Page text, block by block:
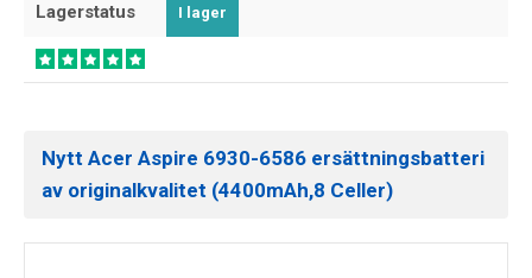
Lagerstatus I lager
Nytt Acer Aspire 6930-6586 ersättningsbatteri
av originalkvalitet (4400mAh,8 Celler)